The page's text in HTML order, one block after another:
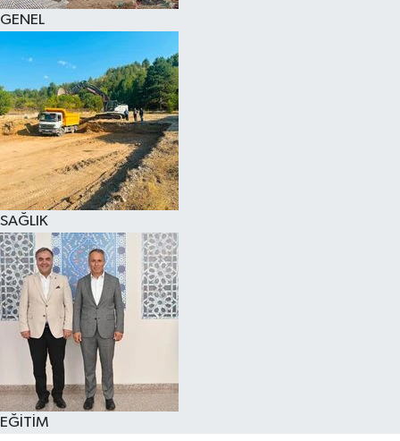
GENEL
SAĞLIK
EĞİTİM